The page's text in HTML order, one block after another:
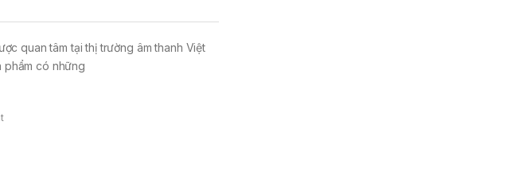
quan tâm tại thị trường âm thanh Việt
phẩm có những